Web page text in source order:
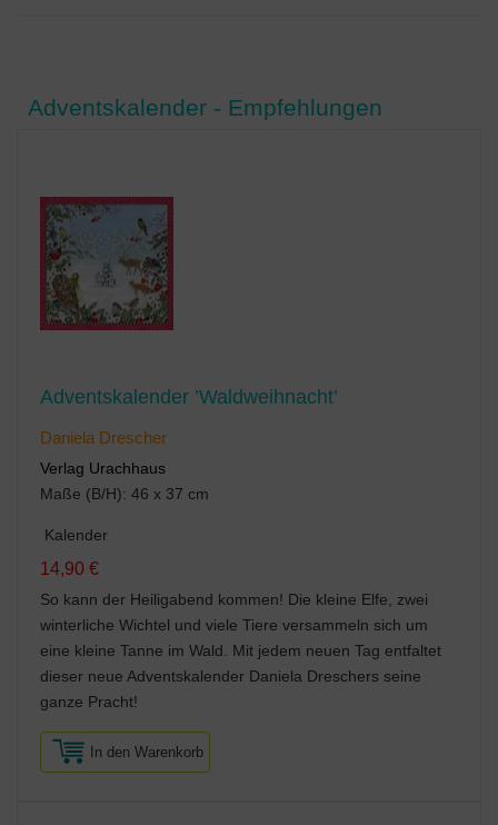
Adventskalender - Empfehlungen
Adventskalender ’Waldweihnacht’
Daniela Drescher
Verlag Urachhaus
Maße (B/H): 46 x 37 cm
Kalender
14,90 €
So kann der Heiligabend kommen! Die kleine Elfe, zwei
winterliche Wichtel und viele Tiere versammeln sich um
eine kleine Tanne im Wald. Mit jedem neuen Tag entfaltet
dieser neue Adventskalender Daniela Dreschers seine
ganze Pracht!
In den Warenkorb